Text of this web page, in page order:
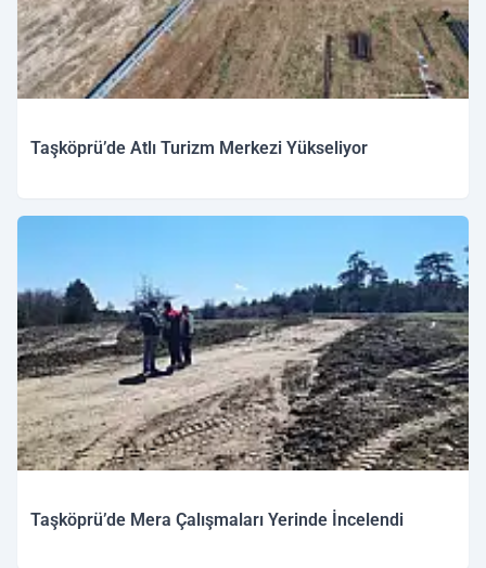
Taşköprü’de Atlı Turizm Merkezi Yükseliyor
Taşköprü’de Mera Çalışmaları Yerinde İncelendi